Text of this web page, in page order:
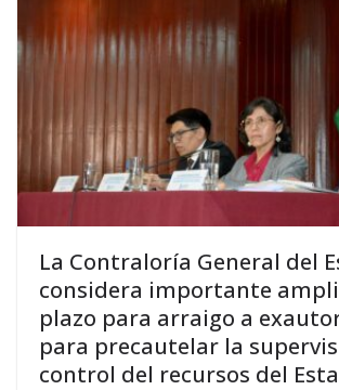
La Contraloría General del
considera importante
plazo para arraigo a
para precautelar la
control del recursos del